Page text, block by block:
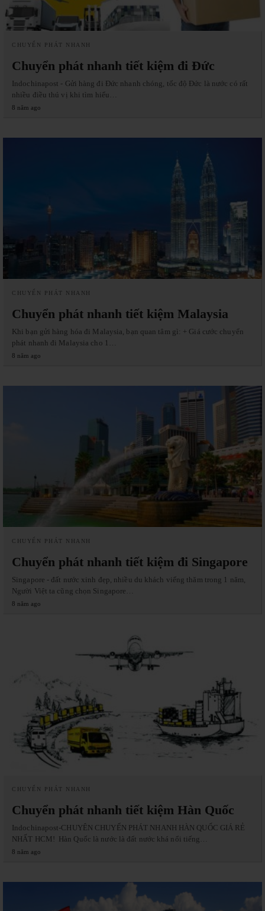
CHUYỂN PHÁT NHANH
Chuyển phát nhanh tiết kiệm đi Đức
Indochinapost - Gửi hàng đi Đức nhanh chóng, tốc độ Đức là nước có rất
nhiều điều thú vị khi tìm hiểu…
8 năm ago
CHUYỂN PHÁT NHANH
Chuyển phát nhanh tiết kiệm Malaysia
Khi bạn gửi hàng hóa đi Malaysia, bạn quan tâm gì: + Giá cước chuyển
phát nhanh đi Malaysia cho 1…
8 năm ago
CHUYỂN PHÁT NHANH
Chuyển phát nhanh tiết kiệm đi Singapore
Singapore - đất nước xinh đẹp, nhiều du khách viếng thăm trong 1 năm,
Người Việt ta cũng chọn Singapore…
8 năm ago
CHUYỂN PHÁT NHANH
Chuyển phát nhanh tiết kiệm Hàn Quốc
Indochinapost-CHUYÊN CHUYỂN PHÁT NHANH HÀN QUỐC GIÁ RẺ
NHẤT HCM! Hàn Quốc là nước là đất nước khá nổi tiếng…
8 năm ago